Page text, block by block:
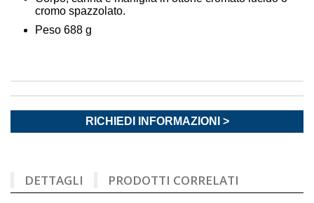
cromo spazzolato.
Peso 688 g
RICHIEDI INFORMAZIONI >
DETTAGLI PRODOTTI CORRELATI